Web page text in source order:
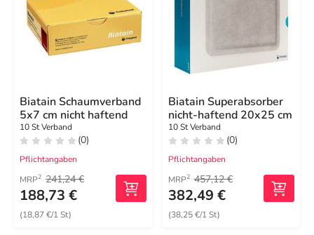
Biatain Schaumverband
5x7 cm nicht haftend
10 St Verband
(0)
Pflichtangaben
MRP2 241,24 €
188,73 €
(18,87 €/1 St)
Biatain Superabsorber
nicht-haftend 20x25 cm
10 St Verband
(0)
Pflichtangaben
MRP2 457,12 €
382,49 €
(38,25 €/1 St)